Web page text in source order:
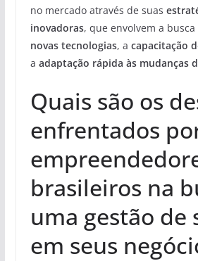
no mercado através de suas
inovadoras, que envolvem a
novas tecnologias, a capacitação
a adaptação rápida às mudanças
Quais são os
enfrentados
brasileiros na
uma gestão de
em seus